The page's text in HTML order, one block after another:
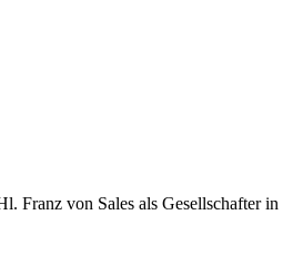
Franz von Sales als Gesellschafter in